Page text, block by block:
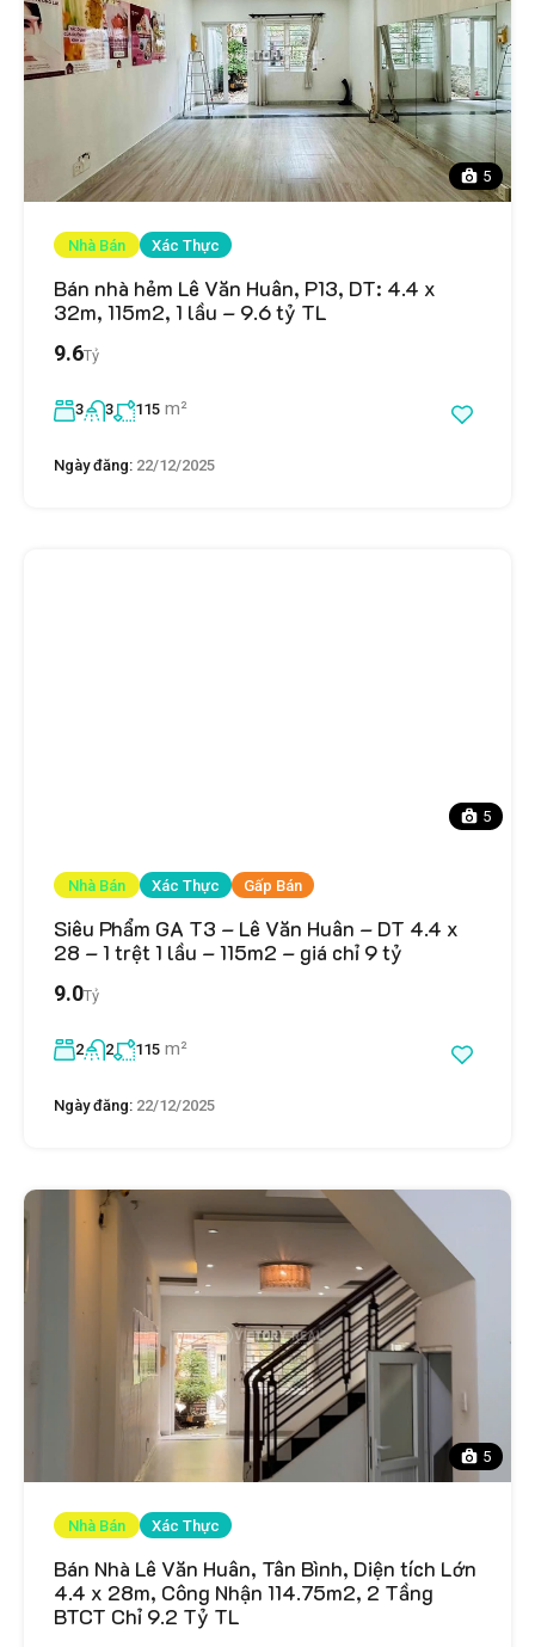
5
Nhà Bán Xác Thực
Bán nhà hẻm Lê Văn Huân, P13, DT: 4.4 x
32m, 115m2, 1 lầu – 9.6 tỷ TL
9.6Tỷ
3 3 115 m²
Ngày đăng: 22/12/2025
5
Nhà Bán Xác Thực Gấp Bán
Siêu Phẩm GA T3 – Lê Văn Huân – DT 4.4 x
28 – 1 trệt 1 lầu – 115m2 – giá chỉ 9 tỷ
9.0Tỷ
2 2 115 m²
Ngày đăng: 22/12/2025
5
Nhà Bán Xác Thực
Bán Nhà Lê Văn Huân, Tân Bình, Diện tích Lớn
4.4 x 28m, Công Nhận 114.75m2, 2 Tầng
BTCT Chỉ 9.2 Tỷ TL